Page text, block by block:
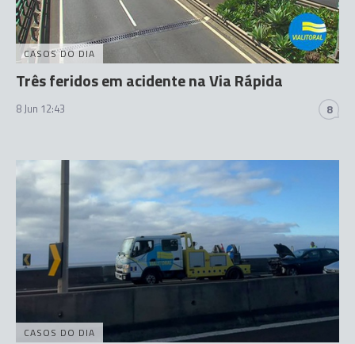
CASOS DO DIA
Três feridos em acidente na Via Rápida
8 Jun 12:43 8
CASOS DO DIA